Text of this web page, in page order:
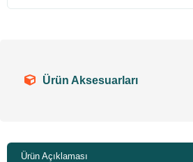
Ürün Aksesuarları
Ürün Açıklaması